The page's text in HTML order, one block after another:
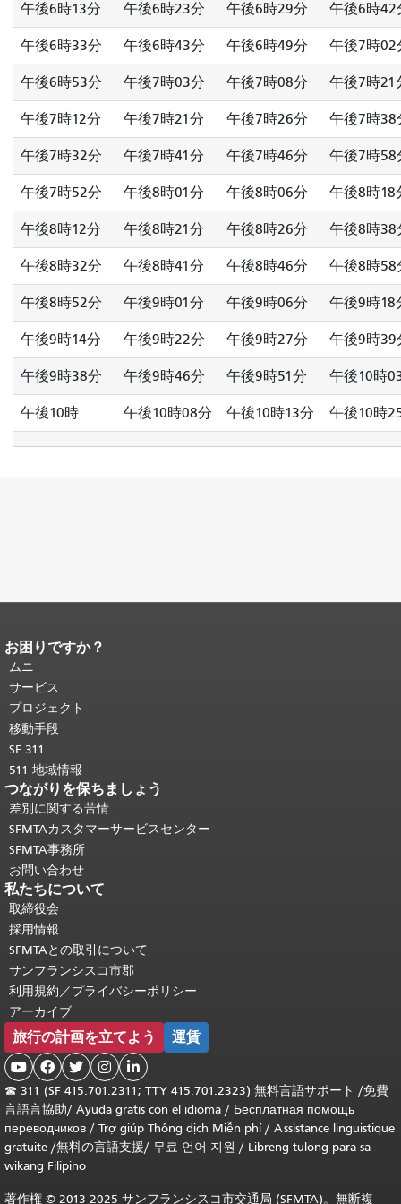
午後6時13分 午後6時23分 午後6時29分 午後6時42
午後6時33分 午後6時43分 午後6時49分 午後7時02
午後6時53分 午後7時03分 午後7時08分 午後7時21
午後7時12分 午後7時21分 午後7時26分 午後7時38
午後7時32分 午後7時41分 午後7時46分 午後7時58
午後7時52分 午後8時01分 午後8時06分 午後8時18
午後8時12分 午後8時21分 午後8時26分 午後8時38
午後8時32分 午後8時41分 午後8時46分 午後8時58
午後8時52分 午後9時01分 午後9時06分 午後9時18
午後9時14分 午後9時22分 午後9時27分 午後9時39
午後9時38分 午後9時46分 午後9時51分 午後10時
午後10時 午後10時08分 午後10時13分 午後10時
ページコンテンツの終わり。
ジの残りの部分はすべてのページで繰
り返されます。
頭に戻る。
お困りですか？
ムニ
サービス
プロジェクト
移動手段
SF 311
511 地域情報
つながりを保ちましょう
差別に関する苦情
SFMTAカスタマーサービスセンター
SFMTA事務所
お問い合わせ
私たちについて
取締役会
採用情報
SFMTAとの取引について
サンフランシスコ市郡
利用規約／プライバシーポリシー
アーカイブ
旅行の計画を立てよう 運賃
    
☎ 311 (SF 415.701.2311; TTY 415.701.2323) 無料言語サポート /免費
言語言協助/ Ayuda gratis con el idioma / Бесплатная помощь
переводчиков / Trợ giúp Thông dịch Miễn phí/ Assistance linguistique
gratuite /無料の言語支援/ 무료 언어 지원 / Libreng tulong para sa
wikang Filipino
著作権 © 2013-2025 サンフランシスコ市交通局 (SFMTA)。無断複